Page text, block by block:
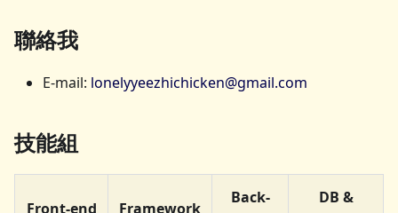
聯絡我
E-mail: lonelyyeezhichicken@gmail.com
技能組
Front-end Framework
Back-
DB &